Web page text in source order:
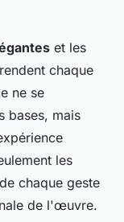
et les
chaque
ne se
bases, mais
les
chaque geste
de l'œuvre.